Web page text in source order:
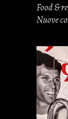
Food &
Nuove